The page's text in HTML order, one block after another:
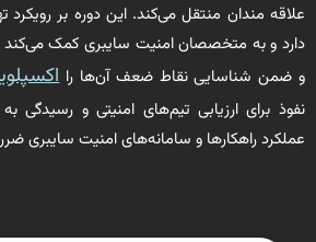
دارد و به متخصصان امنیت سایبری کمک می‌کند
و ضمن شناسایی نقاط ضعف آن‌ها را
نفوذ برای ارزیابی تیم‌های امنیتی و رسیدگی
عملکرد راهکارها و سامانه‌های امنیت سایبری